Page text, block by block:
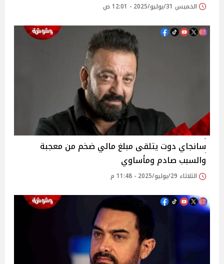
الخميس 31/يوليو/2025 - 12:01 ص
سانجاي دوت يتلقى مبلغ مالي ضخم من معجبة
والسبب صادم ومأساوي
الثلاثاء 29/يوليو/2025 - 11:48 م